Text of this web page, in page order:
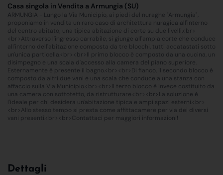
Casa singola in Vendita a Armungia (SU)
ARMUNGIA - Lungo la Via Municipio, ai piedi del nuraghe "Armungia",
proponiamo in vendita un raro caso di architettura nuragica all'interno
del centro abitato; una tipica abitazione di corte su due livelli.<br>
<br>Attraverso l'ingresso carrabile, si giunge all'ampia corte che conduce
all'interno dell'abitazione composta da tre blocchi, tutti accatastati sotto
un'unica particella.<br><br>Il primo blocco è composto da una cucina, un
disimpegno e una scala d'accesso alla camera del piano superiore.
Esternamente è presente il bagno.<br><br>Di fianco, il secondo blocco è
composto da altri due vani e una scala che conduce a una stanza con
affaccio sulla Via Municipio.<br><br>Il terzo blocco è invece costituito da
una camera con sottotetto, da ristrutturare.<br><br>La soluzione è
l'ideale per chi desidera un'abitazione tipica e ampi spazi esterni.<br>
<br>Allo stesso tempo si presta come affittacamere per via dei diversi
vani presenti.<br><br>Contattaci per maggiori informazioni!
Dettagli